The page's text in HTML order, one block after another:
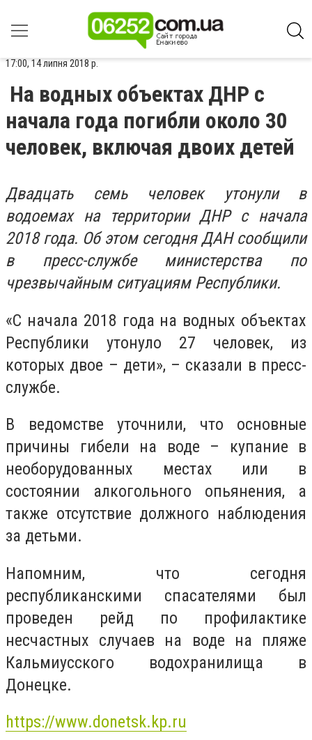
17:00, 14 липня 2018 р.
На водных объектах ДНР с
начала года погибли около 30
человек, включая двоих детей
Двадцать семь человек утонули в
водоемах на территории ДНР с начала
2018 года. Об этом сегодня ДАН сообщили
в пресс-службе министерства по
чрезвычайным ситуациям Республики.
«С начала 2018 года на водных объектах
Республики утонуло 27 человек, из
которых двое – дети», – сказали в пресс-
службе.
В ведомстве уточнили, что основные
причины гибели на воде – купание в
необорудованных местах или в
состоянии алкогольного опьянения, а
также отсутствие должного наблюдения
за детьми.
Напомним, что сегодня
республиканскими спасателями был
проведен рейд по профилактике
несчастных случаев на воде на пляже
Кальмиусского водохранилища в
Донецке.
https://www.donetsk.kp.ru